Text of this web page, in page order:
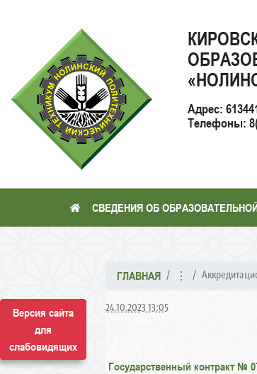
Версия сайта
для
слабовидящих
Адрес:
Телефоны:
СВЕДЕНИЯ ОБ
ГЛАВНАЯ ⋮
24.10.2023 13:05
Государственный контракт №